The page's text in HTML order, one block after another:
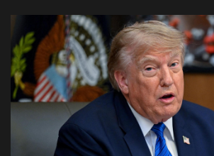
Մեր նկատմամբ կցուցաբերեն
հարգանք, կստանան
ավելի շատ հարգանք. Ալեքսանյան
06 Օգոստոս, 2026 16:38